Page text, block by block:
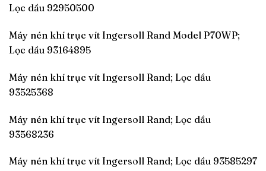
Lọc dầu 92950500
Máy nén khí trục vít Ingersoll Rand Model P70WP;
Lọc dầu 93164895
Máy nén khí trục vít Ingersoll Rand; Lọc dầu
93525368
Máy nén khí trục vít Ingersoll Rand; Lọc dầu
93568236
Máy nén khí trục vít Ingersoll Rand; Lọc dầu 93585297